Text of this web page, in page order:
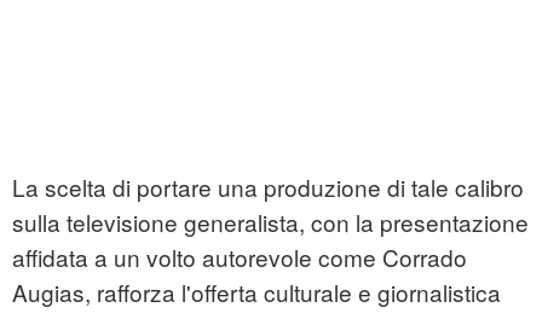
La scelta di portare una produzione di tale calibro
sulla televisione generalista, con la presentazione
affidata a un volto autorevole come Corrado
Augias, rafforza l'offerta culturale e giornalistica